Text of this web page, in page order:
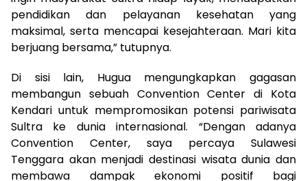
pendidikan dan pelayanan kesehatan yang
maksimal, serta mencapai kesejahteraan. Mari kita
berjuang bersama,” tutupnya.
Di sisi lain, Hugua mengungkapkan gagasan
membangun sebuah Convention Center di Kota
Kendari untuk mempromosikan potensi pariwisata
Sultra ke dunia internasional. “Dengan adanya
Convention Center, saya percaya Sulawesi
Tenggara akan menjadi destinasi wisata dunia dan
membawa dampak ekonomi positif bagi